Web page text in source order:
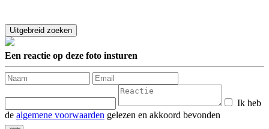
Een reactie op deze foto insturen
Ik heb
de algemene voorwaarden gelezen en akkoord bevonden